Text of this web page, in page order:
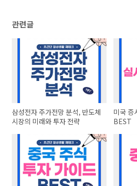
관련글
삼성전자 주가전망 분석, 반도체
시장의 미래와 투자 전략
미국 증
BEST